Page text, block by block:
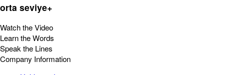
orta seviye+
Watch the Video
Learn the Words
Speak the Lines
Company Information